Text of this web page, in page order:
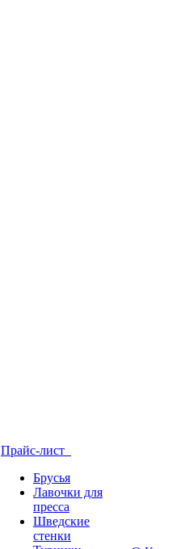
Прайс-лист
Брусья
Лавочки для
пресса
Шведские
стенки